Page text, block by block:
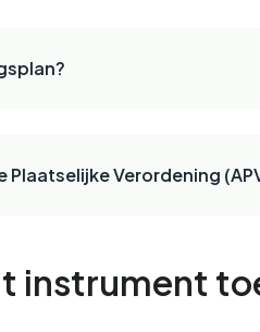
Plaatselijke Verordening
instrument